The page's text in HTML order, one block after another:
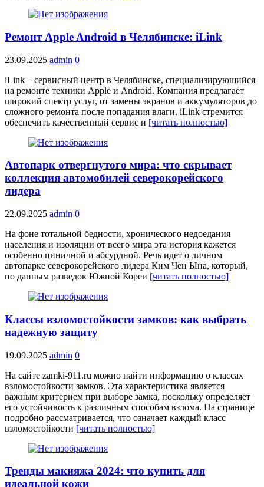
Ремонт Apple Android в Челябинске: iLink
23.09.2025 admin 0
iLink – сервисный центр в Челябинске, специализирующийся
на ремонте техники Apple и Android. Компания предлагает
широкий спектр услуг, от замены экранов и аккумуляторов до
сложного ремонта после попадания влаги. iLink стремится
обеспечить качественный сервис и [читать полностью]
Автопарк отвергнутого мира: что скрывает
коллекция автомобилей северокорейского
лидера
22.09.2025 admin 0
На фоне тотальной бедности, хронического недоедания
населения и изоляции от всего мира эта история кажется
особенно циничной и абсурдной. Речь идет о личном
автопарке северокорейского лидера Ким Чен Ына, который,
по данным разведок Южной Кореи [читать полностью]
Классы взломостойкости замков: как выбрать
надежную защиту
19.09.2025 admin 0
На сайте zamki-911.ru можно найти информацию о классах
взломостойкости замков. Эта характеристика является
важным критерием при выборе замка, поскольку определяет
его устойчивость к различным способам взлома. На странице
подробно рассматривается, что означает каждый класс
взломостойкости [читать полностью]
Тренды макияжа 2024: что купить для
идеальной кожи